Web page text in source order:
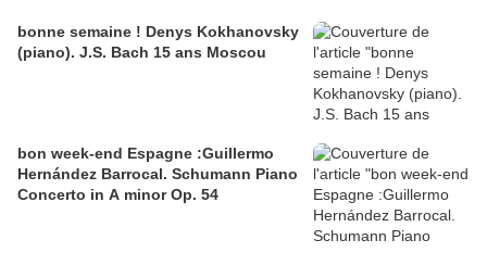
bonne semaine ! Denys Kokhanovsky
(piano). J.S. Bach 15 ans Moscou
bon week-end Espagne :Guillermo
Hernández Barrocal. Schumann Piano
Concerto in A minor Op. 54